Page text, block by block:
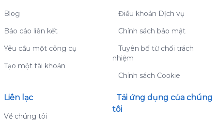
Blog
Báo cáo liên kết
Yêu cầu một công cụ
Tạo một tài khoản
Điều khoản Dịch vụ
Chính sách bảo mật
Tuyên bố từ chối trách
nhiệm
Chính sách Cookie
Liên lạc
Về chúng tôi
Tải ứng dụng của chúng
tôi